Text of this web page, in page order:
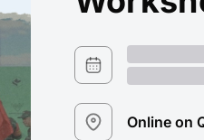
Online on